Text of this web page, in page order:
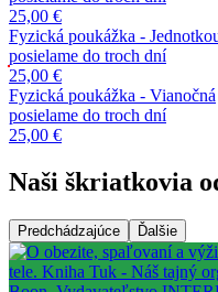
25,00 €
Fyzická poukážka -
posielame do troch dní
25,00 €
Fyzická poukážka - Vianočná
posielame do troch dní
25,00 €
Naši škriatkovia
Predchádzajúce Ďalšie